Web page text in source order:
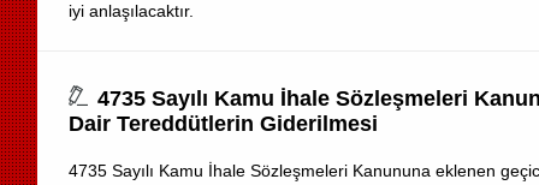
iyi anlaşılacaktır.
4735 Sayılı Kamu İhale Sözleşmeleri
Dair Tereddütlerin Giderilmesi
4735 Sayılı Kamu İhale Sözleşmeleri Kanununa eklenen